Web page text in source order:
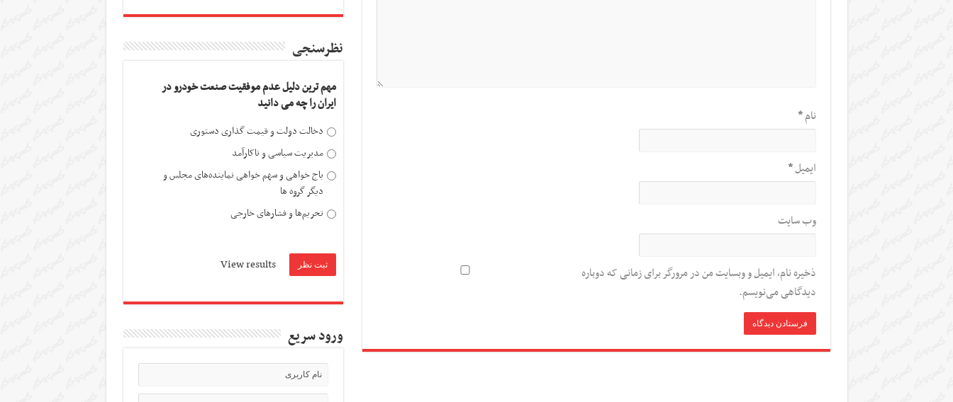
نام*
ایمیل*
وب‌ سایت
ذخیره نام، ایمیل و وبسایت من در مرورگر برای زمانی که دوباره
دیدگاهی می‌نویسم.
نظرسنجی
مهم ترین دلیل عدم موفقیت صنعت خودرو در
ایران را چه می دانید
دخالت دولت و قیمت گذاری دستوری
مدیریت سیاسی و ناکارآمد
باج خواهی و سهم خواهی نماینده‌های مجلس و
دیگر گروه ها
تحریم‌ها و فشارهای خارجی
View results
ورود سریع